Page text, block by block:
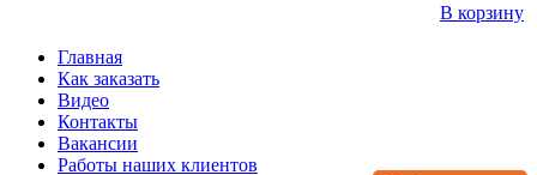
В корзину
Главная
Как заказать
Видео
Контакты
Вакансии
Работы наших клиентов